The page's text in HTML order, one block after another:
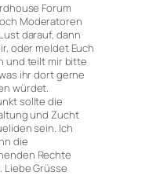
Forum
Moderatoren
darauf, dann
oder meldet Euch
und teilt mir bitte
ihr dort gerne
würdet.
sollte die
und Zucht
sein. Ich
die
Rechte
Liebe Grüsse